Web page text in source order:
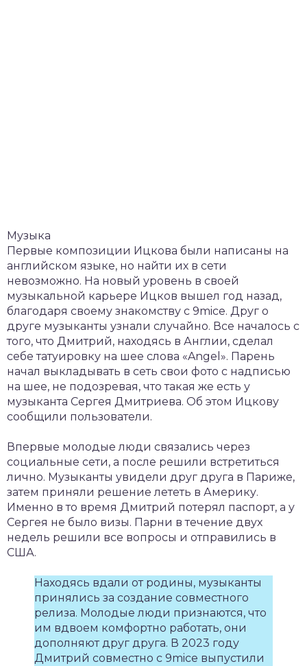
Музыка
Первые композиции Ицкова были написаны на
английском языке, но найти их в сети
невозможно. На новый уровень в своей
музыкальной карьере Ицков вышел год назад,
благодаря своему знакомству с 9mice. Друг о
друге музыканты узнали случайно. Все началось с
того, что Дмитрий, находясь в Англии, сделал
себе татуировку на шее слова «Angel». Парень
начал выкладывать в сеть свои фото с надписью
на шее, не подозревая, что такая же есть у
музыканта Сергея Дмитриева. Об этом Ицкову
сообщили пользователи.
Впервые молодые люди связались через
социальные сети, а после решили встретиться
лично. Музыканты увидели друг друга в Париже,
затем приняли решение лететь в Америку.
Именно в то время Дмитрий потерял паспорт, а у
Сергея не было визы. Парни в течение двух
недель решили все вопросы и отправились в
США.
Находясь вдали от родины, музыканты
принялись за создание совместного
релиза. Молодые люди признаются, что
им вдвоем комфортно работать, они
дополняют друг друга. В 2023 году
Дмитрий совместно с 9mice выпустили